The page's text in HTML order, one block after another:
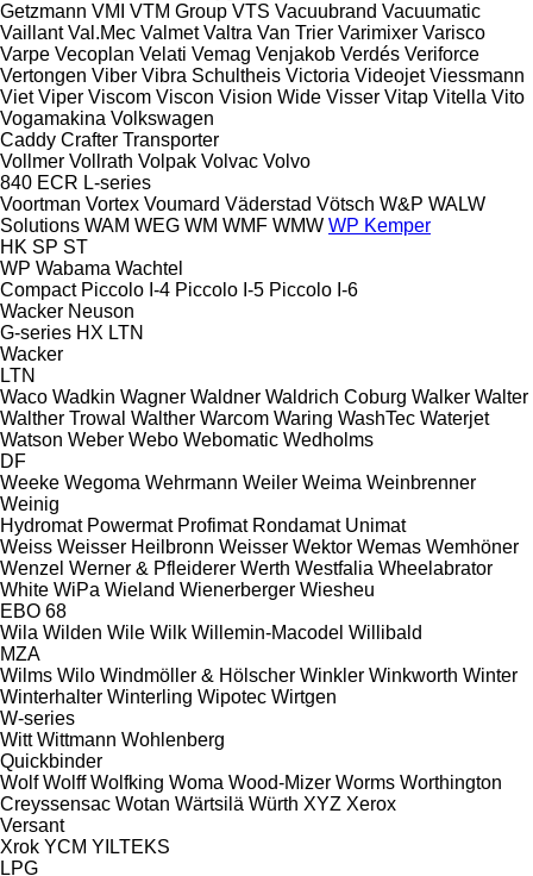
Getzmann VMI VTM Group VTS Vacuubrand Vacuumatic
Vaillant Val.Mec Valmet Valtra Van Trier Varimixer Varisco
Varpe Vecoplan Velati Vemag Venjakob Verdés Veriforce
Vertongen Viber Vibra Schultheis Victoria Videojet Viessmann
Viet Viper Viscom Viscon Vision Wide Visser Vitap Vitella Vito
Vogamakina Volkswagen
Caddy Crafter Transporter
Vollmer Vollrath Volpak Volvac Volvo
840 ECR L-series
Voortman Vortex Voumard Väderstad Vötsch W&P WALW
Solutions WAM WEG WM WMF WMW WP Kemper
HK SP ST
WP Wabama Wachtel
Compact Piccolo I-4 Piccolo I-5 Piccolo I-6
Wacker Neuson
G-series HX LTN
Wacker
LTN
Waco Wadkin Wagner Waldner Waldrich Coburg Walker Walter
Walther Trowal Walther Warcom Waring WashTec Waterjet
Watson Weber Webo Webomatic Wedholms
DF
Weeke Wegoma Wehrmann Weiler Weima Weinbrenner
Weinig
Hydromat Powermat Profimat Rondamat Unimat
Weiss Weisser Heilbronn Weisser Wektor Wemas Wemhöner
Wenzel Werner & Pfleiderer Werth Westfalia Wheelabrator
White WiPa Wieland Wienerberger Wiesheu
EBO 68
Wila Wilden Wile Wilk Willemin-Macodel Willibald
MZA
Wilms Wilo Windmöller & Hölscher Winkler Winkworth Winter
Winterhalter Winterling Wipotec Wirtgen
W-series
Witt Wittmann Wohlenberg
Quickbinder
Wolf Wolff Wolfking Woma Wood-Mizer Worms Worthington
Creyssensac Wotan Wärtsilä Würth XYZ Xerox
Versant
Xrok YCM YILTEKS
LPG